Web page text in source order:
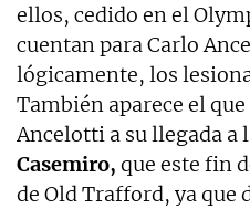
ellos, cedido en el
cuentan para Carlo
lógicamente, los
También aparece el
Ancelotti a su llegada a
Casemiro, que este fin
de Old Trafford, ya que